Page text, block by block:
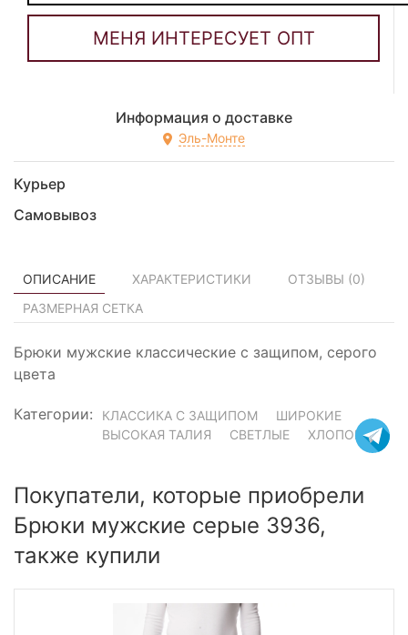
Информация о доставке
Эль-Монте
Курьер
Самовывоз
ОПИСАНИЕ ХАРАКТЕРИСТИКИ ОТЗЫВЫ (0)
РАЗМЕРНАЯ СЕТКА
Брюки мужские классические с защипом, серого
цвета
Категории: КЛАССИКА С ЗАЩИПОМ
ШИРОКИЕ
ВЫСОКАЯ ТАЛИЯ
СВЕТЛЫЕ ХЛОПОК
Покупатели, которые приобрели
Брюки мужские серые 3936,
также купили